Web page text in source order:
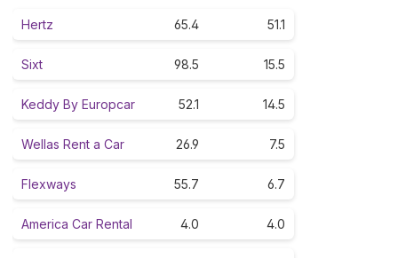
Hertz 65.4 51.1
Sixt 98.5 15.5
Keddy By Europcar 52.1 14.5
Wellas Rent a Car 26.9 7.5
Flexways 55.7 6.7
America Car Rental 4.0 4.0